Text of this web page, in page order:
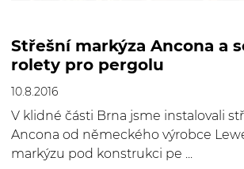
Střešní markýza Ancona a
rolety pro pergolu
10.8.2016
V klidné části Brna jsme instalovali
Ancona od německého výrobce
markýzu pod konstrukci pe ...